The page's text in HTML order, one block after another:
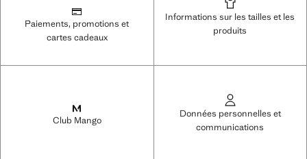
Paiements, promotions et
cartes cadeaux
Informations sur les tailles et les
produits
Club Mango
Données personnelles et
communications